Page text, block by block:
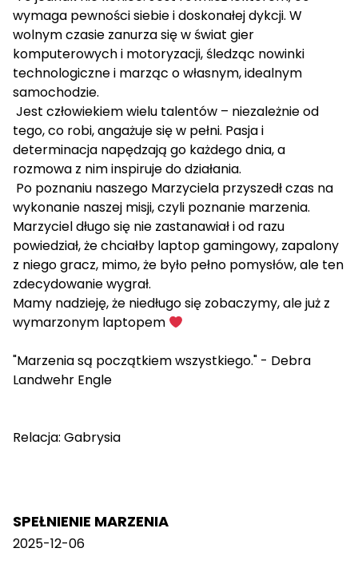
wymaga pewności siebie i doskonałej dykcji. W
wolnym czasie zanurza się w świat gier
komputerowych i motoryzacji, śledząc nowinki
technologiczne i marząc o własnym, idealnym
samochodzie.
Jest człowiekiem wielu talentów – niezależnie od
tego, co robi, angażuje się w pełni. Pasja i
determinacja napędzają go każdego dnia, a
rozmowa z nim inspiruje do działania.
Po poznaniu naszego Marzyciela przyszedł czas na
wykonanie naszej misji, czyli poznanie marzenia.
Marzyciel długo się nie zastanawiał i od razu
powiedział, że chciałby laptop gamingowy, zapalony
z niego gracz, mimo, że było pełno pomysłów, ale ten
zdecydowanie wygrał.
Mamy nadzieję, że niedługo się zobaczymy, ale już z
wymarzonym laptopem
"Marzenia są początkiem wszystkiego." - Debra
Landwehr Engle
Relacja: Gabrysia
SPEŁNIENIE MARZENIA
2025-12-06